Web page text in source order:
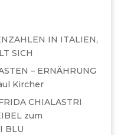
IN ITALIEN,
SICH
– ERNÄHRUNG
Kircher
CHIALASTRI
zum
BLU